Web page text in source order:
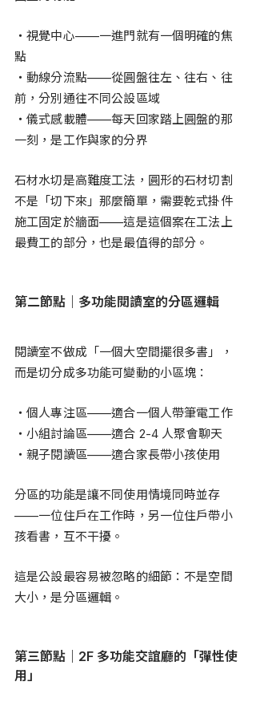
・視覺中心——一進門就有一個明確的焦
點
・動線分流點——從圓盤往左、往右、往
前，分別通往不同公設區域
・儀式感載體——每天回家踏上圓盤的那
一刻，是工作與家的分界
石材水切是高難度工法，圓形的石材切割
不是「切下來」那麼簡單，需要乾式掛件
施工固定於牆面——這是這個案在工法上
最費工的部分，也是最值得的部分。
第二節點｜多功能閱讀室的分區邏輯
閱讀室不做成「一個大空間擺很多書」，
而是切分成多功能可變動的小區塊：
・個人專注區——適合一個人帶筆電工作
・小組討論區——適合 2-4 人聚會聊天
・親子閱讀區——適合家長帶小孩使用
分區的功能是讓不同使用情境同時並存
——一位住戶在工作時，另一位住戶帶小
孩看書，互不干擾。
這是公設最容易被忽略的細節：不是空間
大小，是分區邏輯。
第三節點｜2F 多功能交誼廳的「彈性使
用」